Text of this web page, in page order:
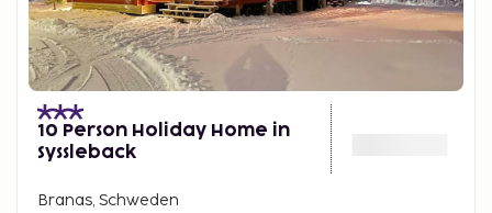
10 Person Holiday Home in
Syssleback
Branas, Schweden